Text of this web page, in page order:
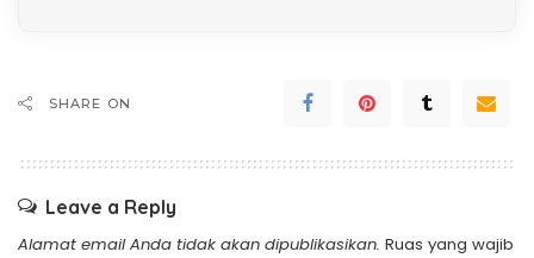
SHARE ON
Leave a Reply
Alamat email Anda tidak akan dipublikasikan. Ruas yang wajib